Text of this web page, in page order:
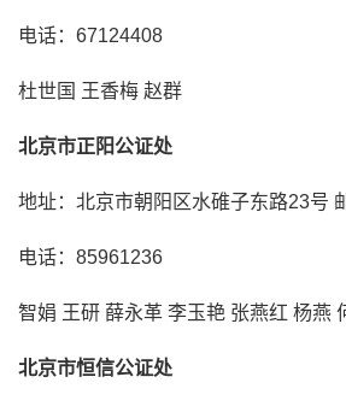
电话：67124408
杜世国 王香梅 赵群
北京市正阳公证处
地址：北京市朝阳区水碓子东路23号
电话：85961236
智娟 王研 薛永革 李玉艳 张燕红 杨燕
北京市恒信公证处